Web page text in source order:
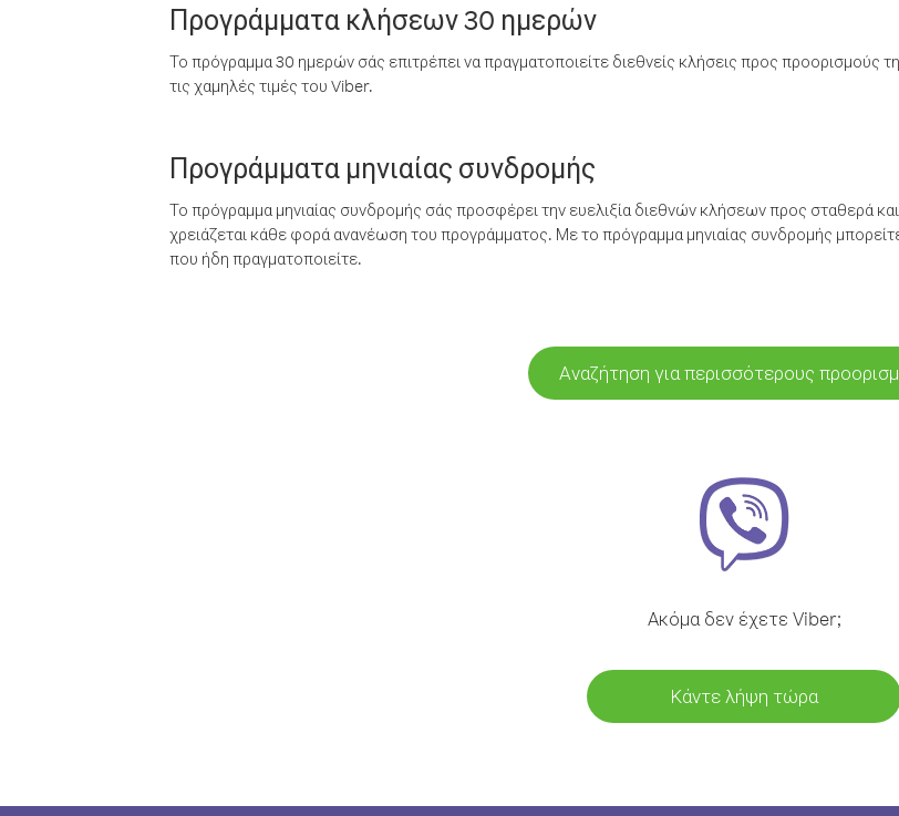
Προγράμματα κλήσεων 30 ημερών
Το πρόγραμμα 30 ημερών σάς επιτρέπει να πραγματοποιείτε διεθνείς κλήσεις προς προορισμούς
τις χαμηλές τιμές του Viber.
Προγράμματα μηνιαίας συνδρομής
Το πρόγραμμα μηνιαίας συνδρομής σάς προσφέρει την ευελιξία διεθνών κλήσεων προς σταθερά
χρειάζεται κάθε φορά ανανέωση του προγράμματος. Με το πρόγραμμα μηνιαίας συνδρομής
που ήδη πραγματοποιείτε.
Αναζήτηση για περισσότερους
Ακόμα δεν έχετε Viber;
Κάντε λήψη τώρα